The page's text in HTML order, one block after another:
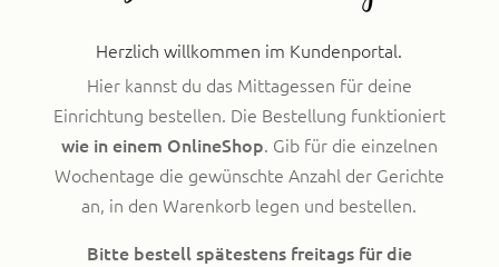
Herzlich willkommen im Kundenportal.
Hier kannst du das Mittagessen für deine
Einrichtung bestellen. Die Bestellung funktioniert
wie in einem OnlineShop. Gib für die einzelnen
Wochentage die gewünschte Anzahl der Gerichte
an, in den Warenkorb legen und bestellen.
Bitte bestell spätestens freitags für die